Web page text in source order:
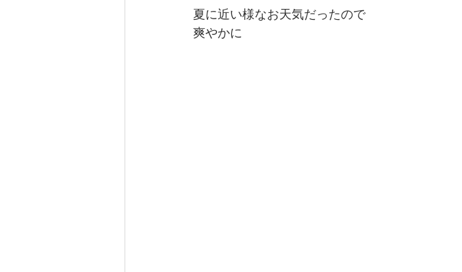
夏に近い様なお天気だったので
爽やかに